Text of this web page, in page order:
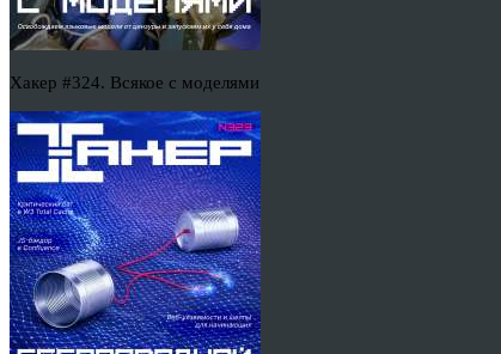
Хакер #324. Всякое с моделями